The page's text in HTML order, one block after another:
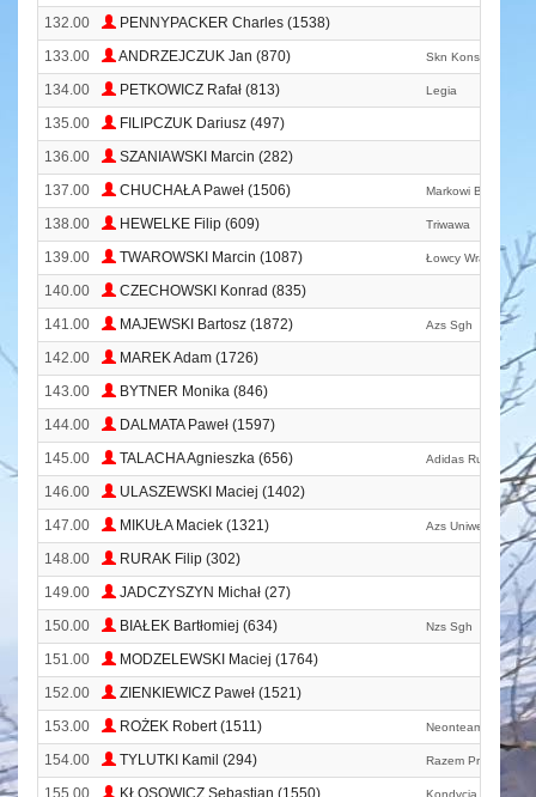
132.00
PENNYPACKER Charles (1538)
133.00
ANDRZEJCZUK Jan (870) Skn Konsultingu
134.00 PETKOWICZ Rafał (813) Legia
135.00
FILIPCZUK Dariusz (497)
136.00
SZANIAWSKI Marcin (282)
137.00
CHUCHAŁA Paweł (1506) Markowi Biegacze
138.00 HEWELKE Filip (609) Triwawa
139.00 TWAROWSKI Marcin (1087) Łowcy Wrażeń
140.00
CZECHOWSKI Konrad (835)
141.00
MAJEWSKI Bartosz (1872) Azs Sgh
142.00
MAREK Adam (1726)
143.00
BYTNER Monika (846)
144.00
DALMATA Paweł (1597)
145.00
TALACHA Agnieszka (656) Adidas Runners
146.00
ULASZEWSKI Maciej (1402)
147.00
MIKUŁA Maciek (1321) Azs Uniwersytet
148.00
RURAK Filip (302)
149.00
JADCZYSZYN Michał (27)
150.00
BIAŁEK Bartłomiej (634) Nzs Sgh
151.00
MODZELEWSKI Maciej (1764)
152.00
ZIENKIEWICZ Paweł (1521)
153.00
ROŻEK Robert (1511) Neonteam
154.00 TYLUTKI Kamil (294) Razem Przeciwko